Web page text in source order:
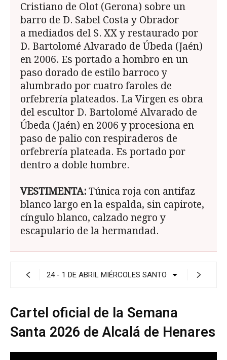
Cristiano de Olot (Gerona) sobre un
barro de D. Sabel Costa y Obrador
a mediados del S. XX y restaurado por
D. Bartolomé Alvarado de Úbeda (Jaén)
en 2006. Es portado a hombro en un
paso dorado de estilo barroco y
alumbrado por cuatro faroles de
orfebrería plateados. La Virgen es obra
del escultor D. Bartolomé Alvarado de
Úbeda (Jaén) en 2006 y procesiona en
paso de palio con respiraderos de
orfebrería plateada. Es portado por
dentro a doble hombre.
VESTIMENTA: Túnica roja con antifaz
blanco largo en la espalda, sin capirote,
cíngulo blanco, calzado negro y
escapulario de la hermandad.
Cartel oficial de la Semana
Santa 2026 de Alcalá de Henares